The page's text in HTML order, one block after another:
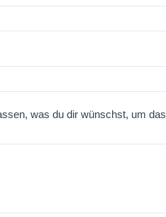
was du dir wünschst, um das